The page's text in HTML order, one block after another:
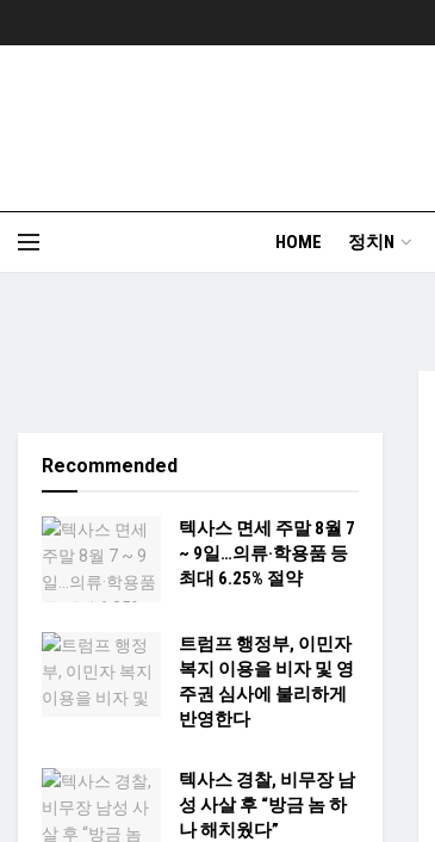
HOME 정치N
Recommended
텍사스 면세 주말 8월 7
~ 9일…의류·학용품 등
최대 6.25% 절약
트럼프 행정부, 이민자
복지 이용을 비자 및 영
주권 심사에 불리하게
반영한다
텍사스 경찰, 비무장 남
성 사살 후 “방금 놈 하
나 해치웠다”